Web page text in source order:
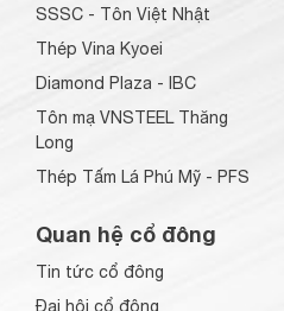
SSSC - Tôn Việt Nhật
Thép Vina Kyoei
Diamond Plaza - IBC
Tôn mạ VNSTEEL Thăng
Long
Thép Tấm Lá Phú Mỹ - PFS
Quan hệ cổ đông
Tin tức cổ đông
Đại hội cổ đông